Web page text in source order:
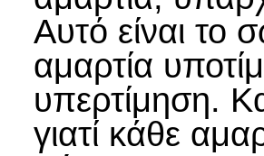
Αυτό είναι το
αμαρτία
υπερτίμηση.
γιατί κάθε